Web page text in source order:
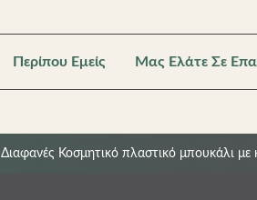
Περίπου Εμείς Μας Ελάτε Σε
Διαφανές Κοσμητικό πλαστικό μπουκάλι